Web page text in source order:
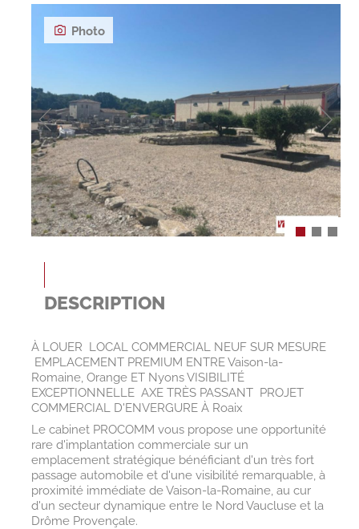
Photo
DESCRIPTION
À LOUER  LOCAL COMMERCIAL NEUF SUR MESURE
 EMPLACEMENT PREMIUM ENTREVaison-la-
Romaine, OrangeET NyonsVISIBILITÉ
EXCEPTIONNELLE  AXE TRÈS PASSANT  PROJET
COMMERCIAL D'ENVERGURE À Roaix
Le cabinet PROCOMM vous propose une opportunité
rare d'implantation commerciale sur un
emplacement stratégique bénéficiant d'un très fort
passage automobile et d'une visibilité remarquable, à
proximité immédiate deVaison-la-Romaine, au cur
d'un secteur dynamique entre le Nord Vaucluse et la
Drôme Provençale.